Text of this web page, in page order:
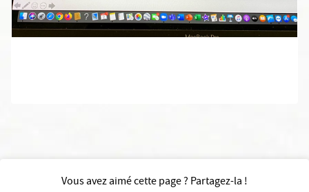
Vous avez aimé cette page ? Partagez-la !